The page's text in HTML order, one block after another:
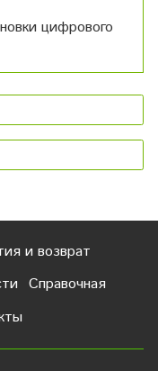
цифрового
и возврат
Справочная